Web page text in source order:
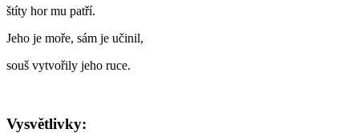
štíty hor mu patří.
Jeho je moře, sám je učinil,
souš vytvořily jeho ruce.
Vysvětlivky: